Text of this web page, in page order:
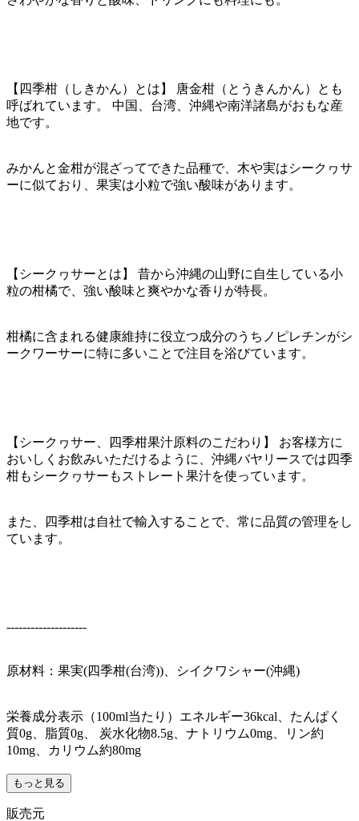
【四季柑（しきかん）とは】 唐金柑（とうきんかん）とも
呼ばれています。 中国、台湾、沖縄や南洋諸島がおもな産
地です。
みかんと金柑が混ざってできた品種で、木や実はシークヮサ
ーに似ており、果実は小粒で強い酸味があります。
【シークヮサーとは】 昔から沖縄の山野に自生している小
粒の柑橘で、強い酸味と爽やかな香りが特長。
柑橘に含まれる健康維持に役立つ成分のうちノピレチンがシ
ークワーサーに特に多いことで注目を浴びています。
【シークヮサー、四季柑果汁原料のこだわり】 お客様方に
おいしくお飲みいただけるように、沖縄バヤリースでは四季
柑もシークヮサーもストレート果汁を使っています。
また、四季柑は自社で輸入することで、常に品質の管理をし
ています。
--------------------
原材料：果実(四季柑(台湾))、シイクワシャー(沖縄)
栄養成分表示（100ml当たり）エネルギー36kcal、たんぱく
質0g、脂質0g、 炭水化物8.5g、ナトリウム0mg、リン約
10mg、カリウム約80mg
もっと見る
販売元